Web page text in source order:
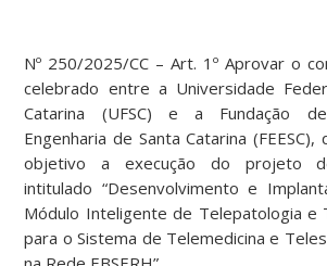
Nº 250/2025/CC – Art. 1º Aprovar o
celebrado entre a Universidade
Catarina (UFSC) e a Fundação
Engenharia de Santa Catarina
objetivo a execução do projeto
intitulado “Desenvolvimento e
Módulo Inteligente de Telepatologia e
para o Sistema de Telemedicina e